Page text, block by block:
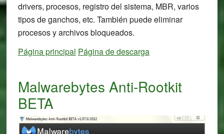
drivers, procesos, registro del sistema, MBR, varios
tipos de ganchos, etc. También puede eliminar
procesos y archivos bloqueados.
Página principal Página de descarga
Malwarebytes Anti-Rootkit
BETA